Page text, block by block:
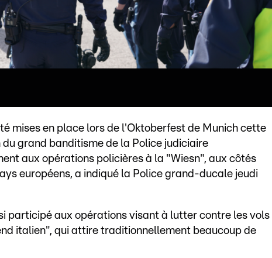
mises en place lors de l'Oktoberfest de Munich cette
grand banditisme de la Police judiciaire
aux opérations policières à la "Wiesn", aux côtés
européens, a indiqué la Police grand-ducale jeudi
participé aux opérations visant à lutter contre les vols
italien", qui attire traditionnellement beaucoup de